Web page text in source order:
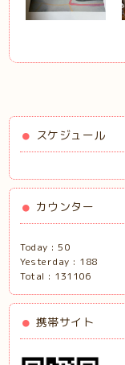
スケジュール
カウンター
Today :50
Yesterday : 188
Total : 131106
携帯サイト